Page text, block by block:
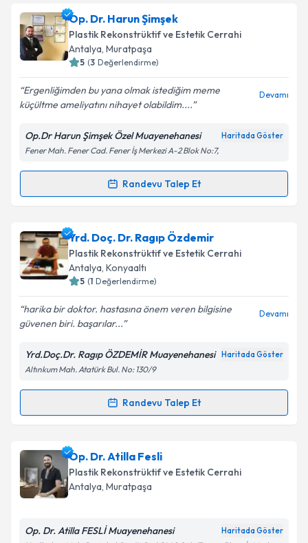
Op. Dr. Onur Seriniçin randevu takvimi talebi
oluşturun. Size bu uzmandan randevu almanız için bir
takvim hazırlandığında e-posta ile bilgilendireceğiz.
Kişisel verilerimin işlenmesine ilişkin
Aydınlatma
Metni'ni okudum ve kişisel verilerimin belirtilen
kapsamda işlenmesini kabul ediyorum.
Op. Dr. Harun Şimşek
Plastik Rekonstrüktif ve Estetik Cerrahi
Antalya, Muratpaşa
5 (3 Değerlendirme)
Ergenliğimden bu yana olmak istediğim meme
küçültme ameliyatını nihayet olabildim....
Devamı
Op.Dr Harun Şimşek Özel Muayenehanesi Haritada Göster
Fener Mah. Fener Cad. Fener İş Merkezi A-2 Blok No:7,
Randevu Talep Et
Randevu Takvimi Talebi
Op. Dr. Harun Şimşekiçin randevu takvimi talebi
oluşturun. Size bu uzmandan randevu almanız için bir
takvim hazırlandığında e-posta ile bilgilendireceğiz.
Kişisel verilerimin işlenmesine ilişkin Aydınlatma
Metni'ni okudum ve kişisel verilerimin belirtilen
kapsamda işlenmesini kabul ediyorum.
Yrd. Doç. Dr. Ragıp Özdemir
Plastik Rekonstrüktif ve Estetik Cerrahi
Antalya, Konyaaltı
5 (1 Değerlendirme)
harika bir doktor. hastasına önem veren bilgisine
güvenen biri. başarılar...
Devamı
Yrd.Doç.Dr. Ragıp ÖZDEMİR Muayenehanesi Haritada Göster
Altınkum Mah. Atatürk Bul. No: 130/9
Randevu Talep Et
Randevu Takvimi Talebi
Yrd. Doç. Dr. Ragıp Özdemir
talebi oluşturun. Size bu uzmandan randevu almanız
için bir takvim hazırlandığında e-posta ile
bilgilendireceğiz.
E-posta Adresiniz
Op. Dr. Atilla Fesli
Plastik Rekonstrüktif ve Estetik Cerrahi
Antalya, Muratpaşa
Op. Dr. Atilla FESLİ Muayenehanesi Haritada Göster